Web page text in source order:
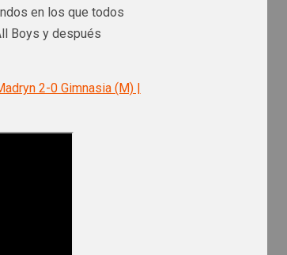
en los que todos
Boys y después
2-0 Gimnasia (M) |